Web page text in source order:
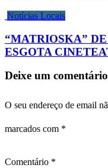
Notícias Locais
“MATRIOSKA”
ESGOTA
Deixe um comentário
O seu endereço de email
marcados com *
Comentário *